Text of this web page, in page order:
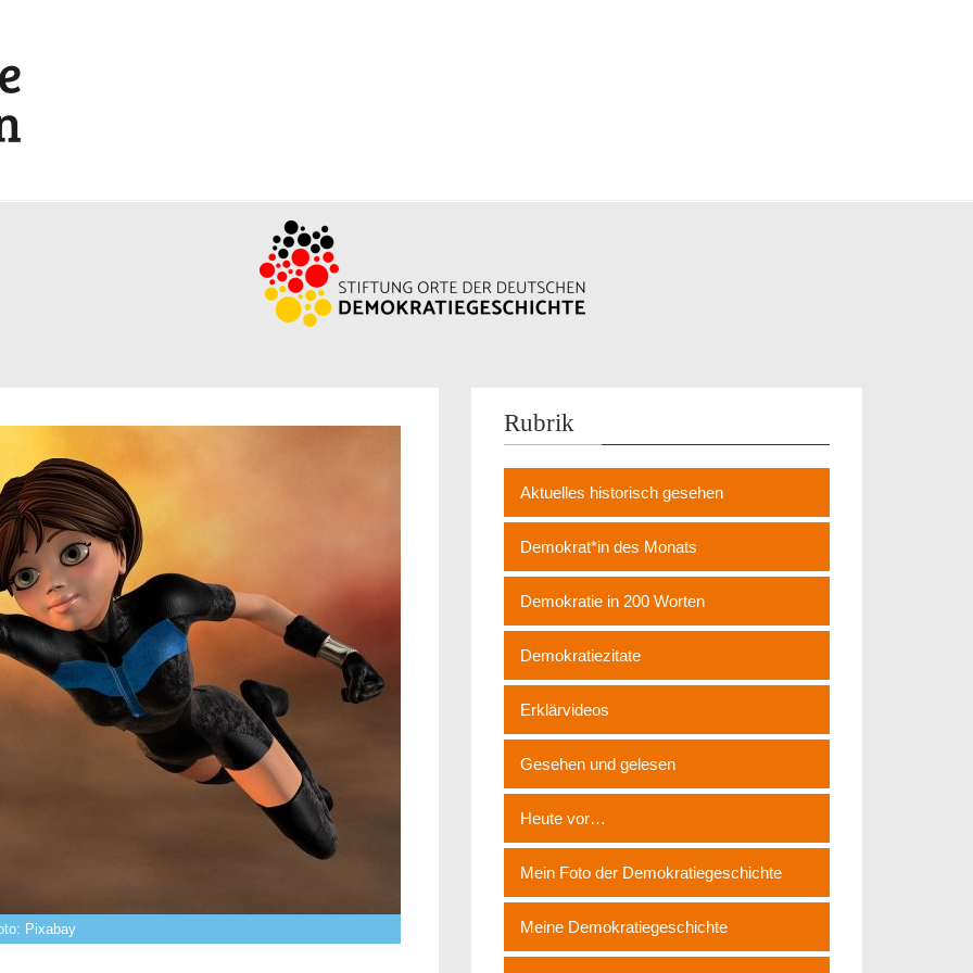
Pixabay
Rubrik
Aktuelles historisch gesehen
Demokrat*in des Monats
Demokratie in 200 Worten
Demokratiezitate
Erklärvideos
Gesehen und gelesen
Heute vor…
Mein Foto der Demokratiegeschichte
Meine Demokratiegeschichte